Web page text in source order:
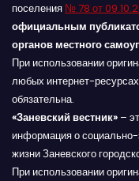
поселения № 78 от
официальным
органов местного
При использовании
любых интернет-
обязательна.
«Заневский вестник» –
информация о социально-
жизни Заневского
При использовании